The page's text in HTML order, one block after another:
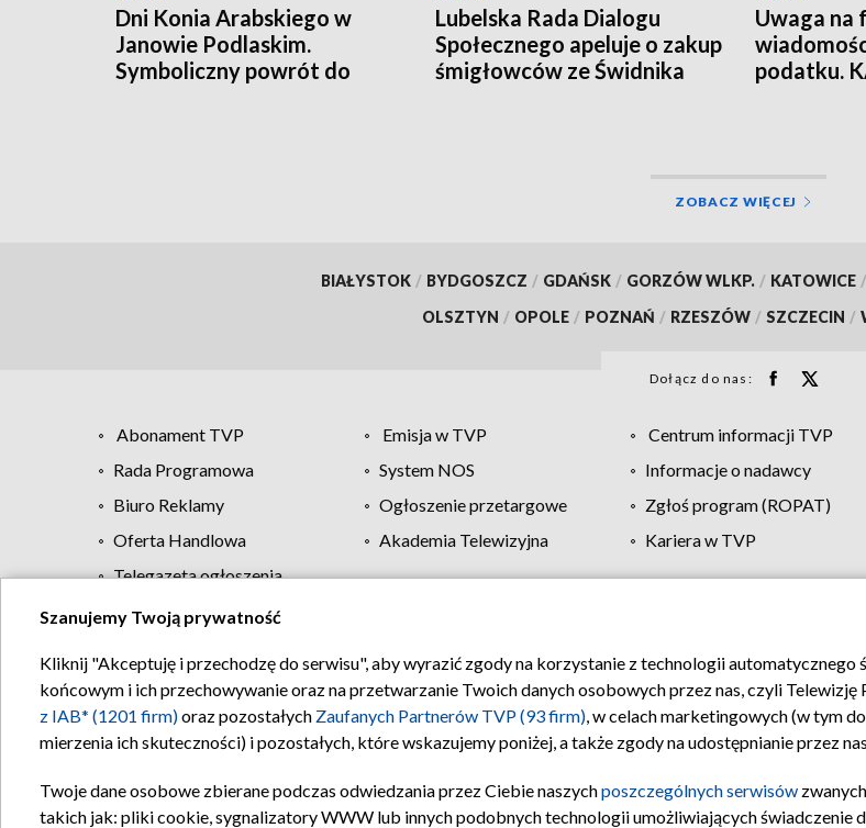
Dni Konia Arabskiego w
Janowie Podlaskim.
Symboliczny powrót do
Lubelska Rada Dialogu
Społecznego apeluje o zakup
śmigłowców ze Świdnika
Uwaga na
podatku.
ZOBACZ WIĘCEJ
BIAŁYSTOK / BYDGOSZCZ / GDAŃSK / GORZÓW WLKP. / KATOWICE /
OLSZTYN / OPOLE / POZNAŃ / RZESZÓW / SZCZECIN /
Dołącz do nas:
Abonament TVP Emisja w TVP Centrum informacji TVP
Rada Programowa
System NOS Informacje o nadawcy
Biuro Reklamy
Ogłoszenie przetargowe Zgłoś program (ROPAT)
Oferta Handlowa
Akademia Telewizyjna Kariera w TVP
Telegazeta ogłoszenia
Regulamin TVP Polityka prywatności Moje zgody
Szanujemy Twoją prywatność
Kliknij "Akceptuję i przechodzę do serwisu", aby wyrazić zgody na korzystanie z technologii
końcowym i ich przechowywanie oraz na przetwarzanie Twoich danych osobowych przez nas, czyli Telewizję
z IAB* (1201 firm)oraz pozostałych Zaufanych Partnerów TVP (93 firm), w celach marketingowych (w tym
mierzenia ich skuteczności) i pozostałych, które wskazujemy poniżej, a także zgody na udostępnianie przez
Twoje dane osobowe zbierane podczas odwiedzania przez Ciebie naszychposzczególnych serwisów
takich jak: pliki cookie, sygnalizatory WWW lub innych podobnych technologii umożliwiających świadczenie